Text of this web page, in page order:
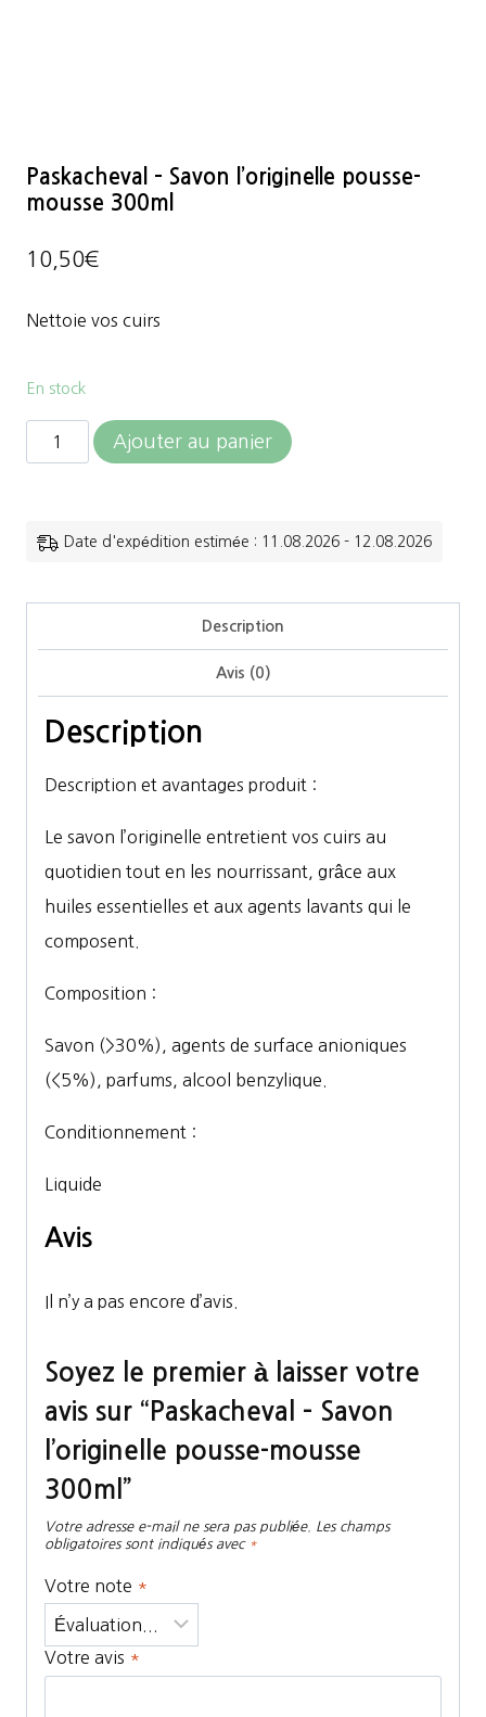
Paskacheval – Savon l’originelle pousse-
mousse 300ml
10,50€
Nettoie vos cuirs
En stock
quantité
Ajouter au panier
Date d'expédition estimée : 11.08.2026 - 12.08.2026
Description
Avis (0)
Description
Description et avantages produit :
Le savon l’originelle entretient vos cuirs au
quotidien tout en les nourrissant, grâce aux
huiles essentielles et aux agents lavants qui le
composent.
Composition :
Savon (>30%), agents de surface anioniques
(<5%), parfums, alcool benzylique.
Conditionnement :
Liquide
Avis
Il n’y a pas encore d’avis.
Soyez le premier à laisser votre
avis sur “Paskacheval – Savon
l’originelle pousse-mousse
300ml”
Votre adresse e-mail ne sera pas publiée.
Les champs
obligatoires sont indiqués avec *
Votre note *
Votre avis *